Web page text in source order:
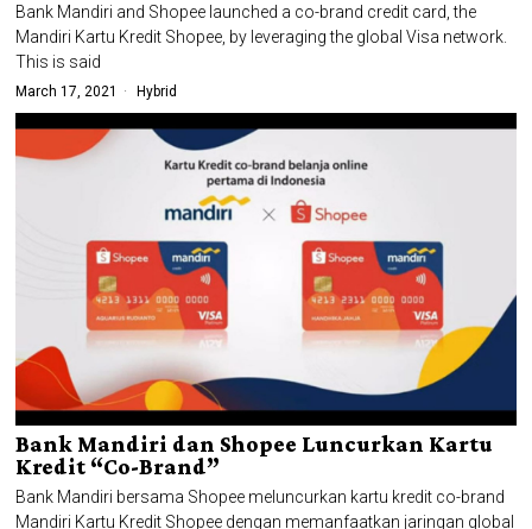
Bank Mandiri and Shopee launched a co-brand credit card, the
Mandiri Kartu Kredit Shopee, by leveraging the global Visa network.
This is said
March 17, 2021 Hybrid
Bank Mandiri dan Shopee Luncurkan Kartu
Kredit “Co-Brand”
Bank Mandiri bersama Shopee meluncurkan kartu kredit co-brand
Mandiri Kartu Kredit Shopee dengan memanfaatkan jaringan global